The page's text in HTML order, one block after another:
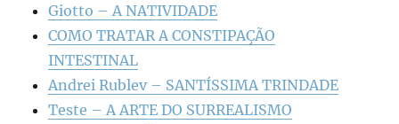
Giotto – A NATIVIDADE
COMO TRATAR A CONSTIPAÇÃO
INTESTINAL
Andrei Rublev – SANTÍSSIMA TRINDADE
Teste – A ARTE DO SURREALISMO